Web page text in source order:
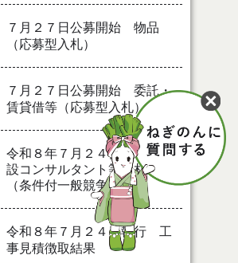
７月２７日公募開始 物品
（応募型入札）
７月２７日公募開始 委託・
賃貸借等（応募型入札）
令和８年７月２４日執行 建
設コンサルタント等入札結果
（条件付一般競争入札）
令和８年７月２４日執行 工
事見積徴取結果